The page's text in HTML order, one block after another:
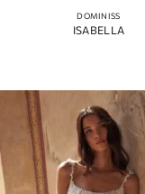
DOMINISS
ISABELLA